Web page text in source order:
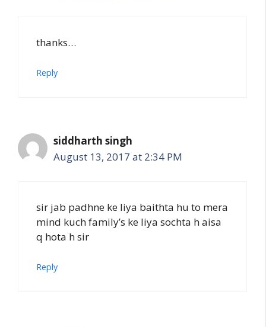
thanks…
Reply
siddharth singh
August 13, 2017 at 2:34 PM
sir jab padhne ke liya baithta hu to mera
mind kuch family’s ke liya sochta h aisa
q hota h sir
Reply